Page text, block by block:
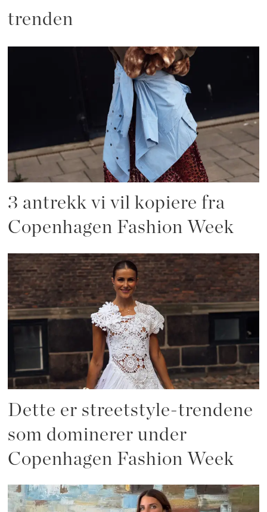
trenden
3 antrekk vi vil kopiere fra
Copenhagen Fashion Week
Dette er streetstyle-trendene
som dominerer under
Copenhagen Fashion Week